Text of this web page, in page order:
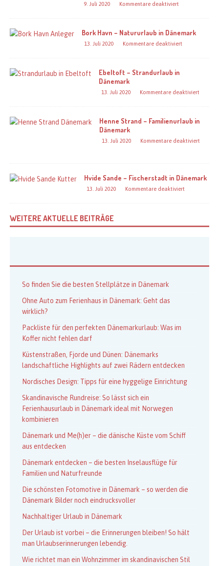
9. Juli 2020 Kommentare deaktiviert
Bork Havn – Natururlaub in Dänemark
13. Juli 2020 Kommentare deaktiviert
Ebeltoft – Strandurlaub in
Dänemark
13. Juli 2020 Kommentare deaktiviert
Henne Strand – Familienurlaub in
Dänemark
13. Juli 2020 Kommentare deaktiviert
Hvide Sande – Fischerstadt in Dänemark
13. Juli 2020 Kommentare deaktiviert
WEITERE AKTUELLE BEITRÄGE
So finden Sie die besten Stellplätze in Dänemark
Ohne Auto zum Ferienhaus in Dänemark: Geht das
wirklich?
Packliste für den perfekten Dänemarkurlaub: Was im
Koffer nicht fehlen darf
Küstenstraßen, Fjorde und Dünen: Dänemarks
landschaftliche Highlights auf zwei Rädern entdecken
Nordisches Design: Tipps für eine hyggelige Einrichtung
Skandinavische Rundreise: So lässt sich ein
Ferienhausurlaub in Dänemark ideal mit Norwegen
kombinieren
Dänemark und Me(h)er – die dänische Küste vom Schiff
aus entdecken
Dänemark entdecken – die besten Inselausflüge für
Familien und Naturfreunde
Die schönsten Fotomotive in Dänemark – so werden die
Dänemark Bilder noch eindrucksvoller
Nachhaltiger Urlaub in Dänemark
Der Urlaub ist vorbei – die Erinnerungen bleiben! So hält
man Urlaubserinnerungen lebendig.
Wie richtet man ein Wohnzimmer im skandinavischen Stil